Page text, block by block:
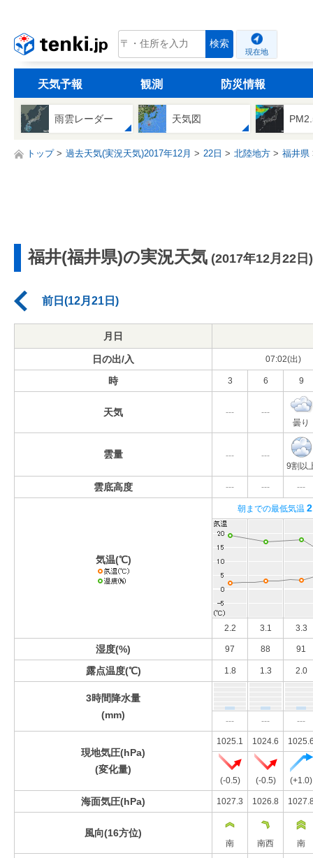
tenki.jp 検索
現在地
天気予報 観測 防災情報
雨雲レーダー 天気図
トップ 過去天気(実況天気)2017年12月 22日 北陸地方 福井県
福井(福井県)の実況天気 (2017年12月22日)
前日(12月21日)
月日
日の出/入 07:02(出)
時 3 6 9
天気 ---
---
曇り
雲量 ---
---
9割以
雲底高度 --- --- ---
気温(℃)
朝までの最低気温
2.2 3.1 3.3
湿度(%) 97 88 91
露点温度(℃) 1.8 1.3 2.0
3時間降水量
(mm)
--- --- ---
現地気圧(hPa)
(変化量)
1025.1 1024.6
(-0.5) (-0.5) (+1.0)
海面気圧(hPa) 1027.3 1026.8
風向(16方位)
南 南西 南